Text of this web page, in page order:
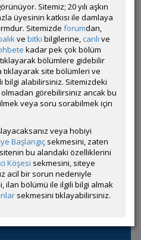
Üyesi
adet mevcut.
Dışı
Temmuz 2026 04:36
Saat 23 Dakika önce
[0.17 Gün Ortalaması]
(Son 6 Ay)
Gör
Sitemiz; 20 yılı aşkın
üyesinin katkısı ile damlaya
Sitemizde forumdan,
ve bitki bilgilerine, canlı ve
kadar pek çok bölüm
bölümlere gidebilir
tıklayarak site bölümleri ve
bilgi alabilirsiniz. Sitemizdeki
görebilirsiniz ancak bu
veya soru sorabilmek için
veya hobiyi
Başlangıç sekmesini, zaten
bu alandaki özelliklerini
Köşesi sekmesini, siteye
acil bir sorun nedeniyle
ilan bölümü ile ilgili bilgi almak
sekmesini tıklayabilirsiniz.